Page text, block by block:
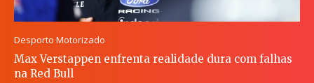
Desporto Motorizado
Max Verstappen enfrenta realidade dura com falhas
na Red Bull